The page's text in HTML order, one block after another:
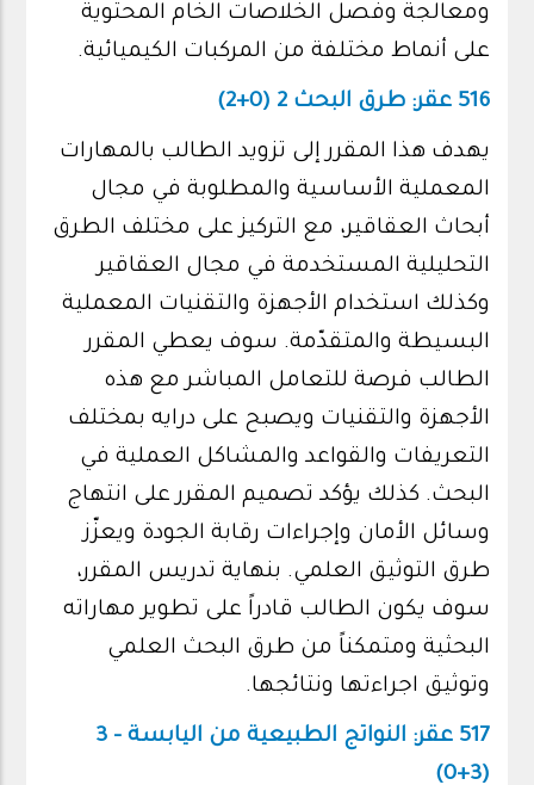
ومعالجة وفصل الخلاصات الخام المحتوية
على أنماط مختلفة من المركبات الكيميائية.
516 عقر: طرق البحث 2 (0+2)
يهدف هذا المقرر إلى تزويد الطالب بالمهارات
المعملية الأساسية والمطلوبة في مجال
أبحاث العقاقير، مع التركيز على مختلف الطرق
التحليلية المستخدمة في مجال العقاقير
وكذلك استخدام الأجهزة والتقنيات المعملية
البسيطة والمتقدّمة. سوف يعطي المقرر
الطالب فرصة للتعامل المباشر مع هذه
الأجهزة والتقنيات ويصبح على درايه بمختلف
التعريفات والقواعد والمشاكل العملية في
البحث. كذلك يؤكد تصميم المقرر على انتهاج
وسائل الأمان وإجراءات رقابة الجودة ويعزّز
طرق التوثيق العلمي. بنهاية تدريس المقرر،
سوف يكون الطالب قادراً على تطوير مهاراته
البحثية ومتمكناً من طرق البحث العلمي
وتوثيق اجراءتها ونتائجها.
517 عقر: النواتج الطبيعية من اليابسة - 3
(3+0)